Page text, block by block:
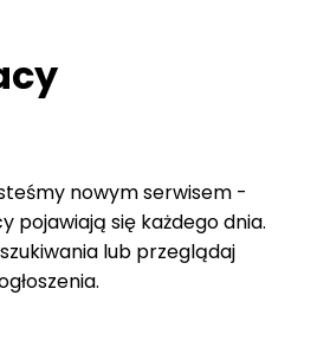
nowym serwisem -
pojawiają się każdego dnia.
lub przeglądaj